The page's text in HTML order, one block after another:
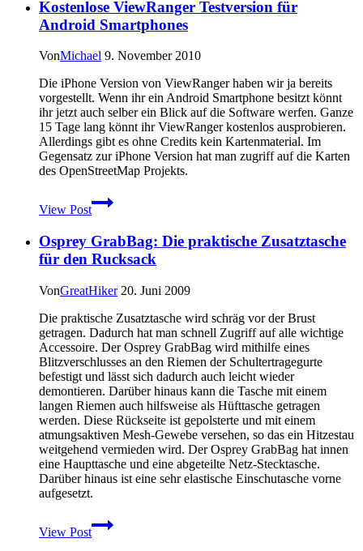
Otterbox
Reflex
im
Praxistest
Kostenlose ViewRanger Testversion für
Android Smartphones
VonMichael 9. November 2010
Die iPhone Version von ViewRanger haben wir ja bereits
vorgestellt. Wenn ihr ein Android Smartphone besitzt könnt
ihr jetzt auch selber ein Blick auf die Software werfen. Ganze
15 Tage lang könnt ihr ViewRanger kostenlos ausprobieren.
Allerdings gibt es ohne Credits kein Kartenmaterial. Im
Gegensatz zur iPhone Version hat man zugriff auf die Karten
des OpenStreetMap Projekts.
View Post
Kostenlose
ViewRanger
für
Android
Smartphones
Osprey GrabBag: Die praktische Zusatztasche
für den Rucksack
VonGreatHiker 20. Juni 2009
Die praktische Zusatztasche wird schräg vor der Brust
getragen. Dadurch hat man schnell Zugriff auf alle wichtige
Accessoire. Der Osprey GrabBag wird mithilfe eines
Blitzverschlusses an den Riemen der Schultertragegurte
befestigt und lässt sich dadurch auch leicht wieder
demontieren. Darüber hinaus kann die Tasche mit einem
langen Riemen auch hilfsweise als Hüfttasche getragen
werden. Diese Rückseite ist gepolsterte und mit einem
atmungsaktiven Mesh-Gewebe versehen, so das ein Hitzestau
weitgehend vermieden wird. Der Osprey GrabBag hat innen
eine Haupttasche und eine abgeteilte Netz-Stecktasche.
Darüber hinaus ist eine sehr elastische Einschutasche vorne
aufgesetzt.
View Post
Osprey
GrabBag: